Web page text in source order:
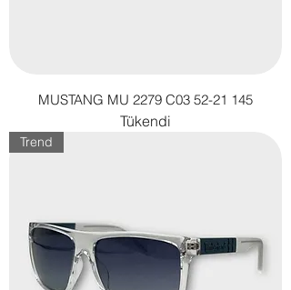
MUSTANG MU 2279 C03 52-21 145
Tükendi
Trend